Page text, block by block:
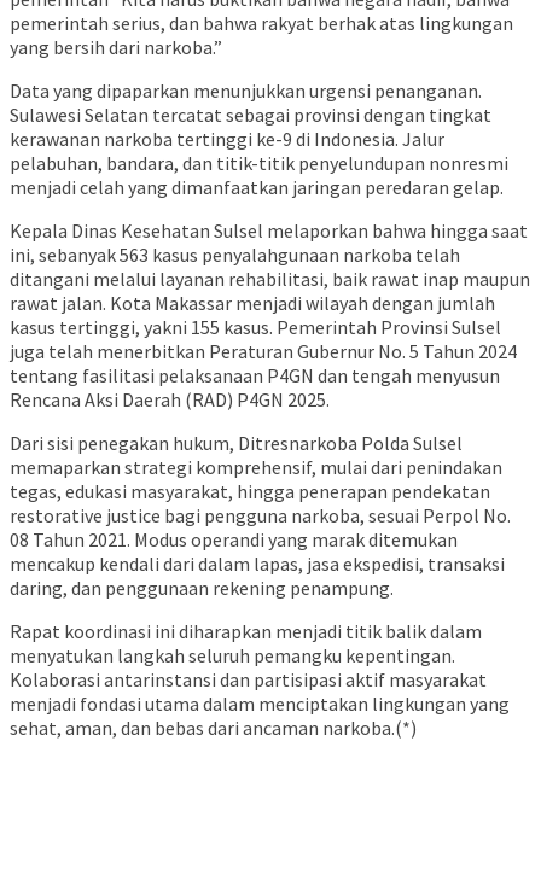
pemerintah serius, dan bahwa rakyat berhak atas lingkungan
yang bersih dari narkoba.”
Data yang dipaparkan menunjukkan urgensi penanganan.
Sulawesi Selatan tercatat sebagai provinsi dengan tingkat
kerawanan narkoba tertinggi ke-9 di Indonesia. Jalur
pelabuhan, bandara, dan titik-titik penyelundupan nonresmi
menjadi celah yang dimanfaatkan jaringan peredaran gelap.
Kepala Dinas Kesehatan Sulsel melaporkan bahwa hingga saat
ini, sebanyak 563 kasus penyalahgunaan narkoba telah
ditangani melalui layanan rehabilitasi, baik rawat inap maupun
rawat jalan. Kota Makassar menjadi wilayah dengan jumlah
kasus tertinggi, yakni 155 kasus. Pemerintah Provinsi Sulsel
juga telah menerbitkan Peraturan Gubernur No. 5 Tahun 2024
tentang fasilitasi pelaksanaan P4GN dan tengah menyusun
Rencana Aksi Daerah (RAD) P4GN 2025.
Dari sisi penegakan hukum, Ditresnarkoba Polda Sulsel
memaparkan strategi komprehensif, mulai dari penindakan
tegas, edukasi masyarakat, hingga penerapan pendekatan
restorative justice bagi pengguna narkoba, sesuai Perpol No.
08 Tahun 2021. Modus operandi yang marak ditemukan
mencakup kendali dari dalam lapas, jasa ekspedisi, transaksi
daring, dan penggunaan rekening penampung.
Rapat koordinasi ini diharapkan menjadi titik balik dalam
menyatukan langkah seluruh pemangku kepentingan.
Kolaborasi antarinstansi dan partisipasi aktif masyarakat
menjadi fondasi utama dalam menciptakan lingkungan yang
sehat, aman, dan bebas dari ancaman narkoba.(*)